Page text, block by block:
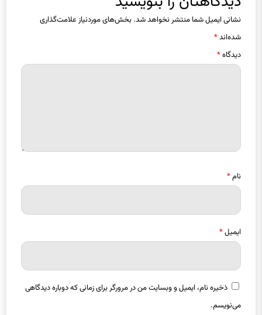
نشانی ایمیل شما منتشر نخواهد شد.بخش‌های موردنیاز علامت‌گذاری
شده‌اند*
دیدگاه*
ایمیل*
ذخیره نام، ایمیل و وبسایت من در مرورگر برای زمانی که دوباره دیدگاهی
می‌نویسم.